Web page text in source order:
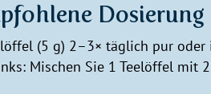
Dosierung
(5 g) 2–3× täglich pur oder
Mischen Sie 1 Teelöffel mit